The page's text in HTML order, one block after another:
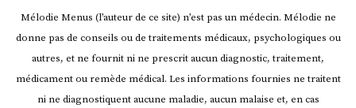
Mélodie Menus (l’auteur de ce site) n’est pas un médecin. Mélodie ne
donne pas de conseils ou de traitements médicaux, psychologiques ou
autres, et ne fournit ni ne prescrit aucun diagnostic, traitement,
médicament ou remède médical. Les informations fournies ne traitent
ni ne diagnostiquent aucune maladie, aucun malaise et, en cas